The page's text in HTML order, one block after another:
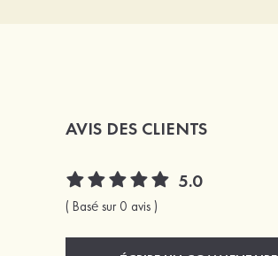
AVIS DES CLIENTS
5.0
( Basé sur 0 avis )